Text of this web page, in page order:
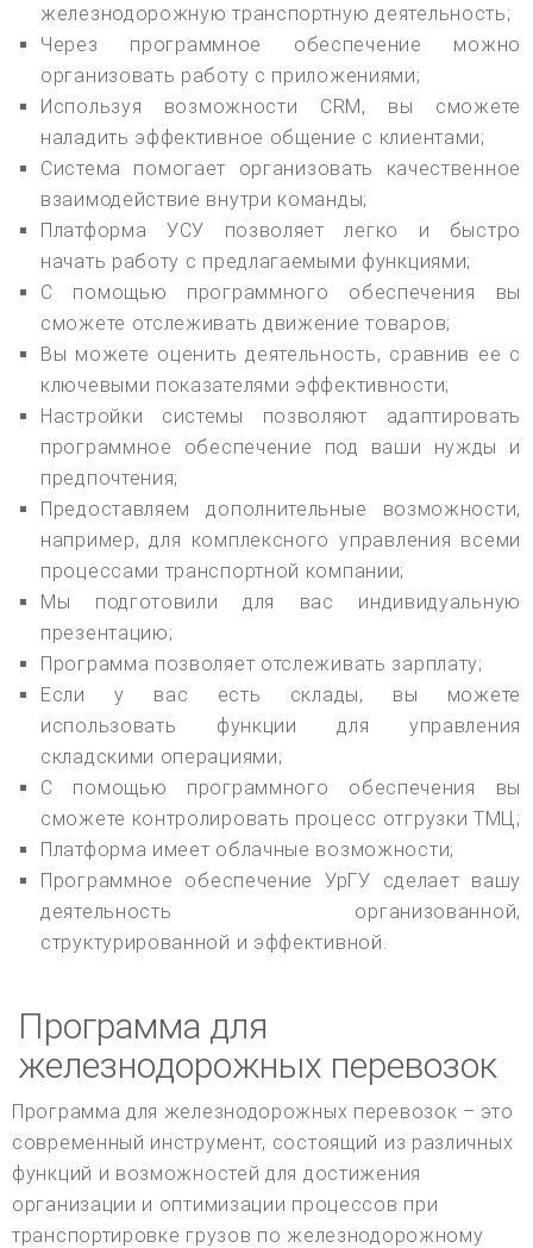
железнодорожную транспортную деятельность;
Через программное обеспечение можно
организовать работу с приложениями;
Используя возможности CRM, вы сможете
наладить эффективное общение с клиентами;
Система помогает организовать качественное
взаимодействие внутри команды;
Платформа УСУ позволяет легко и быстро
начать работу с предлагаемыми функциями;
С помощью программного обеспечения вы
сможете отслеживать движение товаров;
Вы можете оценить деятельность, сравнив ее с
ключевыми показателями эффективности;
Настройки системы позволяют адаптировать
программное обеспечение под ваши нужды и
предпочтения;
Предоставляем дополнительные возможности,
например, для комплексного управления всеми
процессами транспортной компании;
Мы подготовили для вас индивидуальную
презентацию;
Программа позволяет отслеживать зарплату;
Если у вас есть склады, вы можете
использовать функции для управления
складскими операциями;
С помощью программного обеспечения вы
сможете контролировать процесс отгрузки ТМЦ;
Платформа имеет облачные возможности;
Программное обеспечение УрГУ сделает вашу
деятельность организованной,
структурированной и эффективной.
Программа для
железнодорожных перевозок
Программа для железнодорожных перевозок – это
современный инструмент, состоящий из различных
функций и возможностей для достижения
организации и оптимизации процессов при
транспортировке грузов по железнодорожному